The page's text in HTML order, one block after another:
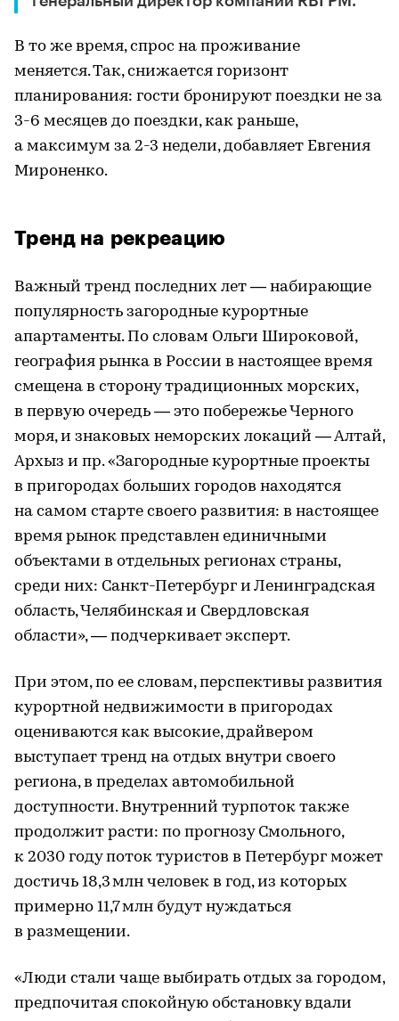
В то же время, спрос на проживание
меняется. Так, снижается горизонт
планирования: гости бронируют поездки не за
3-6 месяцев до поездки, как раньше,
а максимум за 2-3 недели, добавляет Евгения
Мироненко.
Тренд на рекреацию
Важный тренд последних лет — набирающие
популярность загородные курортные
апартаменты. По словам Ольги Широковой,
география рынка в России в настоящее время
смещена в сторону традиционных морских,
в первую очередь — это побережье Черного
моря, и знаковых неморских локаций — Алтай,
Архыз и пр. «Загородные курортные проекты
в пригородах больших городов находятся
на самом старте своего развития: в настоящее
время рынок представлен единичными
объектами в отдельных регионах страны,
среди них: Санкт-Петербург и Ленинградская
область, Челябинская и Свердловская
области», — подчеркивает эксперт.
При этом, по ее словам, перспективы развития
курортной недвижимости в пригородах
оцениваются как высокие, драйвером
выступает тренд на отдых внутри своего
региона, в пределах автомобильной
доступности. Внутренний турпоток также
продолжит расти: по прогнозу Смольного,
к 2030 году поток туристов в Петербург может
достичь 18,3 млн человек в год, из которых
примерно 11,7 млн будут нуждаться
в размещении.
«Люди стали чаще выбирать отдых за городом,
предпочитая спокойную обстановку вдали